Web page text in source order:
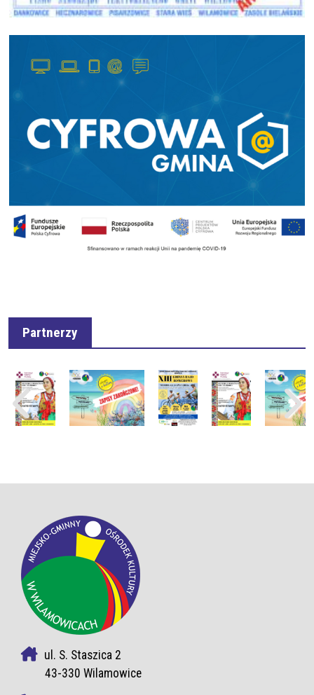
Partnerzy
ul. S. Staszica 2
43-330 Wilamowice